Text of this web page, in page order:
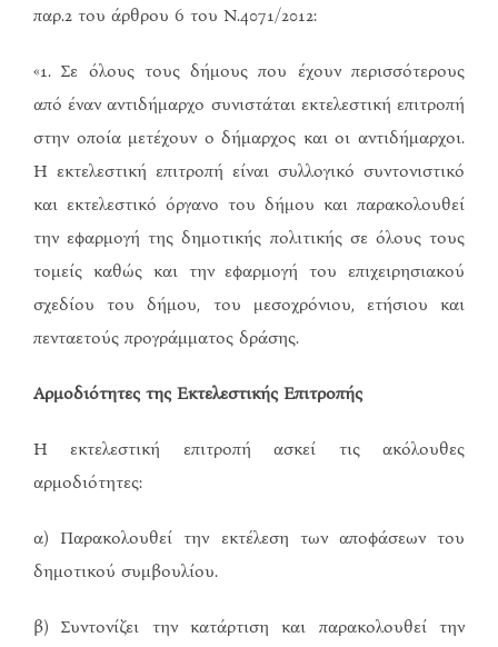
παρ.2 του άρθρου 6 του Ν.4071/2012:
«1. Σε όλους τους δήμους που έχουν περισσότερους
από έναν αντιδήμαρχο συνιστάται εκτελεστική επιτροπή
στην οποία μετέχουν ο δήμαρχος και οι αντιδήμαρχοι.
Η εκτελεστική επιτροπή είναι συλλογικό συντονιστικό
και εκτελεστικό όργανο του δήμου και παρακολουθεί
την εφαρμογή της δημοτικής πολιτικής σε όλους τους
τομείς καθώς και την εφαρμογή του επιχειρησιακού
σχεδίου του δήμου, του μεσοχρόνιου, ετήσιου και
πενταετούς προγράμματος δράσης.
Αρμοδιότητες της Εκτελεστικής Επιτροπής
Η εκτελεστική επιτροπή ασκεί τις ακόλουθες
αρμοδιότητες:
α) Παρακολουθεί την εκτέλεση των αποφάσεων του
δημοτικού συμβουλίου.
β) Συντονίζει την κατάρτιση και παρακολουθεί την